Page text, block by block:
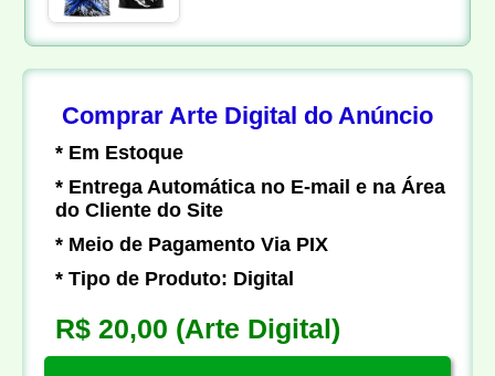
Comprar Arte Digital do Anúncio
* Em Estoque
* Entrega Automática no E-mail e na Área
do Cliente do Site
* Meio de Pagamento Via PIX
* Tipo de Produto: Digital
R$ 20,00 (Arte Digital)